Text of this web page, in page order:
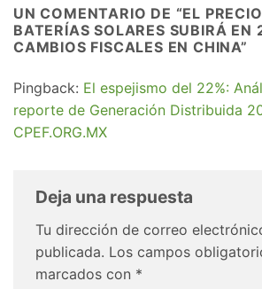
UN COMENTARIO DE “EL
BATERÍAS SOLARES SUBIRÁ EN
CAMBIOS FISCALES EN CHINA”
Pingback: El espejismo del 22%:
reporte de Generación Distribuida
CPEF.ORG.MX
Deja una respuesta
Tu dirección de correo
publicada. Los campos
marcados con *